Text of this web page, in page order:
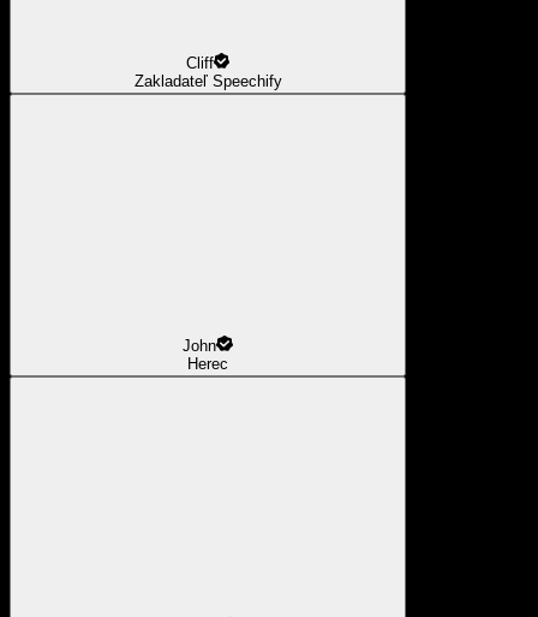
Cliff
Zakladateľ Speechify
John
Herec